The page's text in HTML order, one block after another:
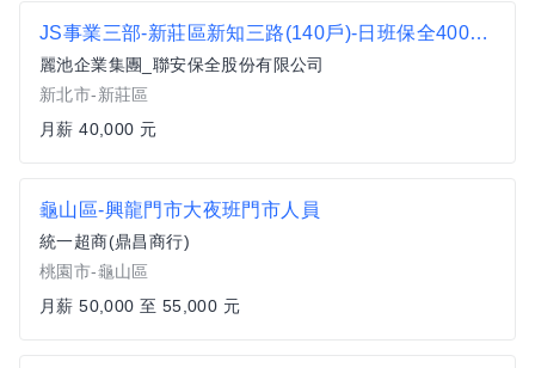
JS事業三部-新莊區新知三路(140戶)-日班保全40000-48000元 近捷運
麗池企業集團_聯安保全股份有限公司
新北市-新莊區
月薪 40,000 元
龜山區-興龍門市大夜班門市人員
統一超商(鼎昌商行)
桃園市-龜山區
月薪 50,000 至 55,000 元